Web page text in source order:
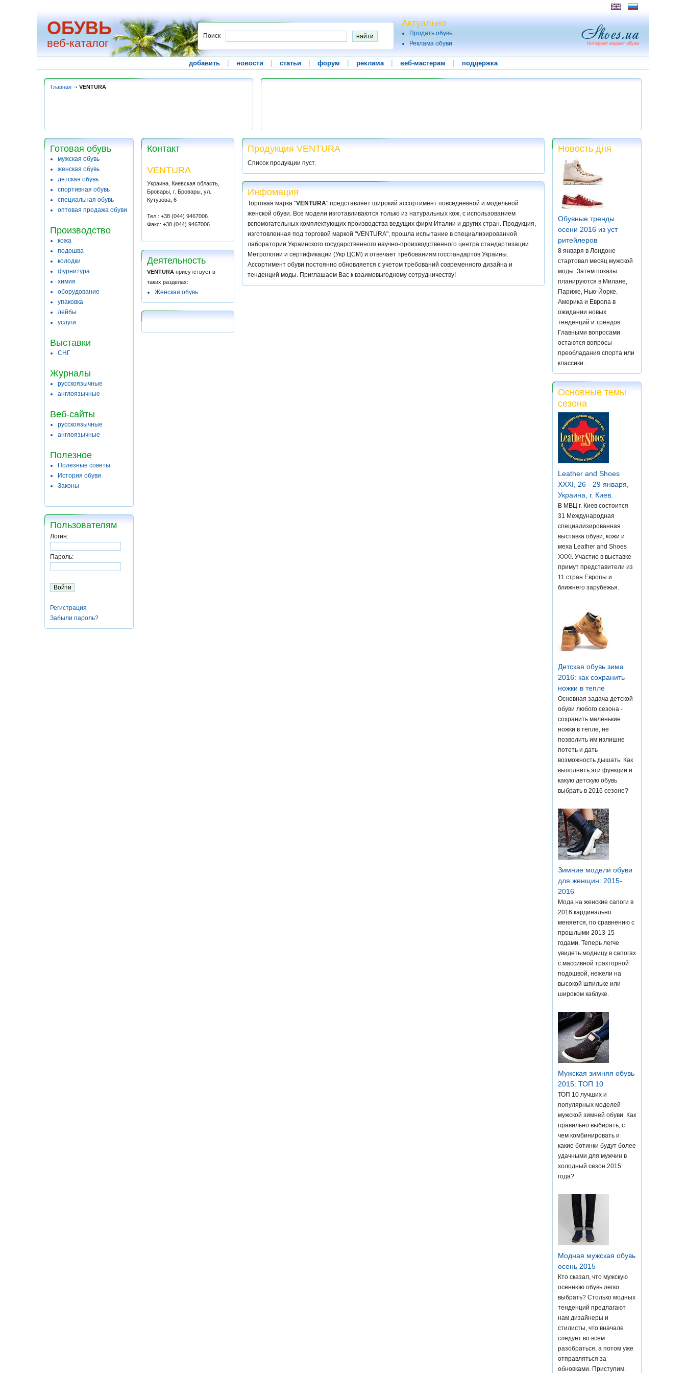
ОБУВЬ
веб-каталог
Поиск
Актуально
Продать обувь
Реклама обуви
добавить новости статьи форум реклама веб-мастерам поддержка
Главная VENTURA
Готовая обувь
мужская обувь
женская обувь
детская обувь
спортивная обувь
специальная обувь
оптовая продажа обуви
Производство
кожа
подошва
колодки
фурнитура
химия
оборудование
упаковка
лейбы
услуги
Выставки
СНГ
Журналы
русскоязычные
англоязычные
Веб-сайты
русскоязычные
англоязычные
Полезное
Полезные советы
История обуви
Законы
Пользователям
Логин:
Пароль:
Регистрация
Забыли пароль?
Контакт
VENTURA
Украина, Киевская область,
Бровары, г. Бровары, ул.
Кутузова, 6
Тел.: +38 (044) 9467006
Факс: +38 (044) 9467006
Деятельность
VENTURA присутствует в
таких разделах:
Женская обувь
Продукция VENTURA
Список продукции пуст.
Инфомация
Торговая марка "VENTURA" представляет широкий ассортимент повседневной и модельной
женской обуви. Все модели изготавливаются только из натуральных кож, с использованием
вспомогательных комплектующих производства ведущих фирм Италии и других стран. Продукция,
изготовленная под торговой маркой "VENTURA", прошла испытание в специализированной
лаборатории Украинского государственного научно-производственного центра стандартизации
Метрологии и сертификации (Укр ЦСМ) и отвечает требованиям госстандартов Украины.
Ассортимент обуви постоянно обновляется с учетом требований современного дизайна и
тенденций моды. Приглашаем Вас к взаимовыгодному сотрудничеству!
Новость дня
Обувные тренды
осени 2016 из уст
ритейлеров
8 января в Лондоне
стартовал месяц мужской
моды. Затем показы
планируются в Милане,
Париже, Нью-Йорке.
Америка и Европа в
ожидании новых
тенденций и трендов.
Главными вопросами
остаются вопросы
преобладания спорта или
классики...
Основные темы
сезона
Leather and Shoes
XXXI, 26 - 29 января,
Украина, г. Киев.
В МВЦ г. Киев состоится
31 Международная
специализированная
выставка обуви, кожи и
меха Leather and Shoes
XXXI. Участие в выставке
примут представители из
11 стран Европы и
ближнего зарубежья.
Детская обувь зима
2016: как сохранить
ножки в тепле
Основная задача детской
обуви любого сезона -
сохранить маленькие
ножки в тепле, не
позволить им излишне
потеть и дать
возможность дышать. Как
выполнить эти функции и
какую детскую обувь
выбрать в 2016 сезоне?
Зимние модели обуви
для женщин: 2015-
2016
Мода на женские сапоги в
2016 кардинально
меняется, по сравнению с
прошлыми 2013-15
годами. Теперь легче
увидеть модницу в сапогах
с массивной тракторной
подошвой, нежели на
высокой шпильке или
широком каблуке.
Мужская зимняя обувь
2015: ТОП 10
ТОП 10 лучших и
популярных моделей
мужской зимней обуви. Как
правильно выбирать, с
чем комбинировать и
какие ботинки будут более
удачными для мужчин в
холодный сезон 2015
года?
Модная мужская обувь
осень 2015
Кто сказал, что мужскую
осеннюю обувь легко
выбрать? Столько модных
тенденций предлагают
нам дизайнеры и
стилисты, что вначале
следует во всем
разобраться, а потом уже
отправляться за
обновками. Приступим.